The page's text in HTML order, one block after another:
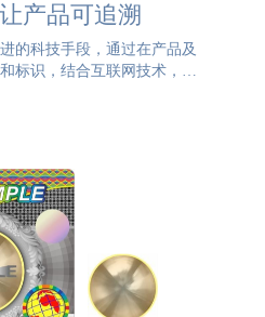
产品可追溯
的科技手段，通过在产品及
标识，结合互联网技术，实
踪和验证。这一系统以二维
料采购、生产过程、产品流